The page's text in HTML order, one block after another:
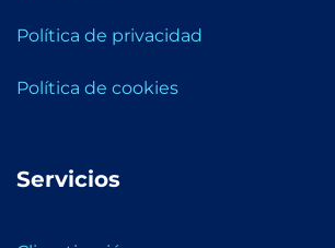
Política de privacidad
Política de cookies
Servicios